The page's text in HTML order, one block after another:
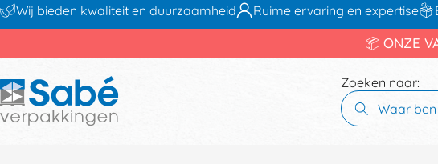
Wij bieden kwaliteit en duurzaamheid Ruime ervaring en expertise
📦 ONZE
Zoeken naar: